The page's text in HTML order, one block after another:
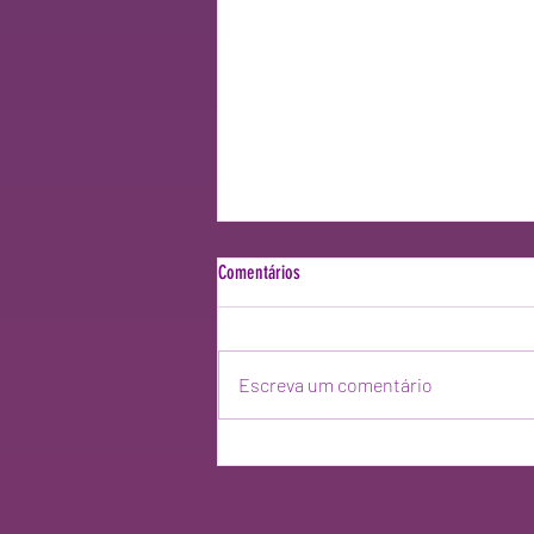
The L World está de volta! 😁🦄
Comentários
Escreva um comentário